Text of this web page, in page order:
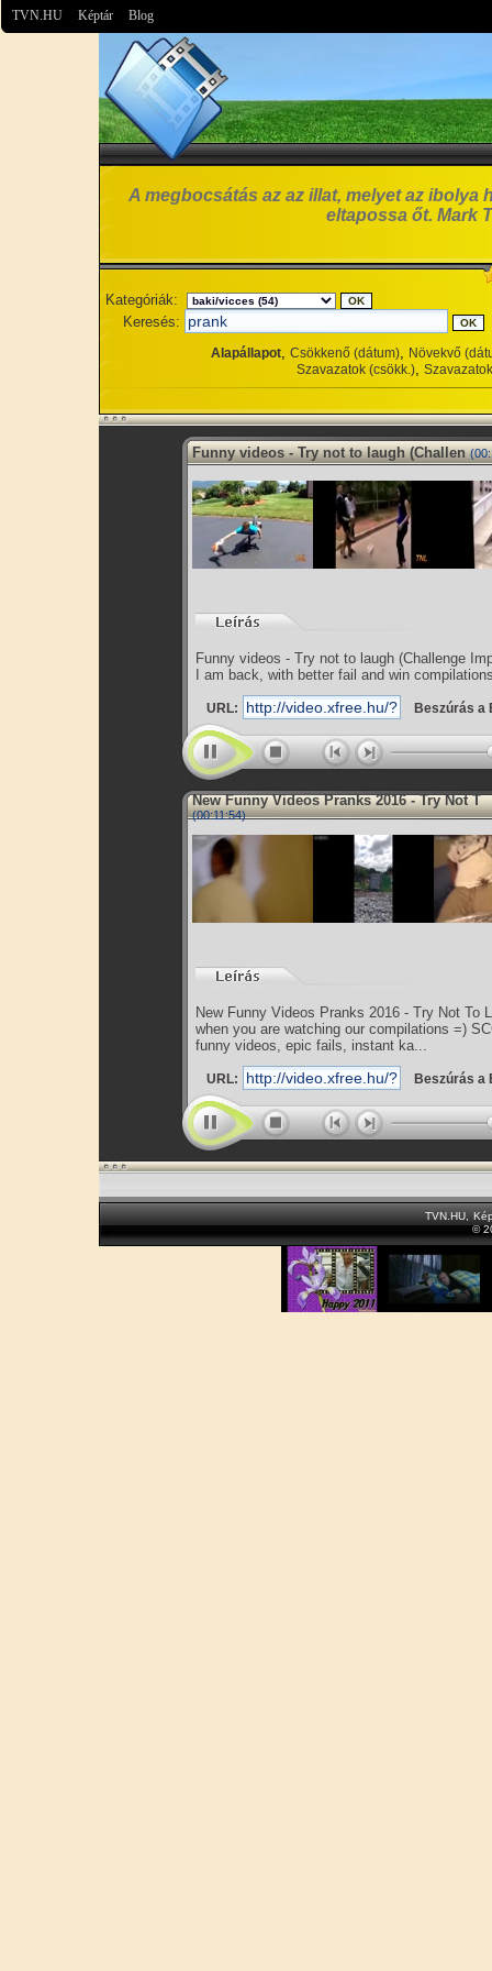
TVN.HU Képtár Blog
A megbocsátás az az illat, melyet az ibolya
eltapossa őt. Mark
Kategóriák:
Keresés:
Alapállapot, Csökkenő (dátum), Növekvő
Szavazatok (csökk.),
Funny videos - Try not to laugh (Challen
Funny videos - Try not to laugh (Challenge
I am back, with better fail and win
URL: Beszúrás a
New Funny Videos Pranks 2016 - Try Not T
(00:11:54)
New Funny Videos Pranks 2016 - Try Not
when you are watching our compilations =)
funny videos, epic fails, instant ka...
URL: Beszúrás a
TVN.HU
©